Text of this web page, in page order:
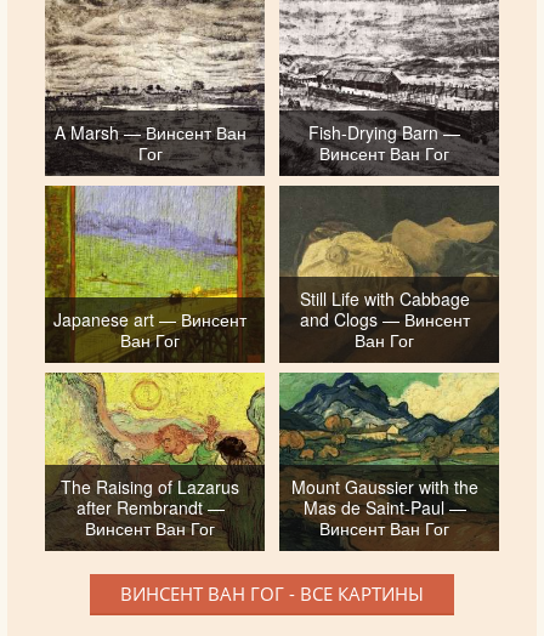
A Marsh — Винсент Ван
Гог
Fish-Drying Barn —
Винсент Ван Гог
Japanese art — Винсент
Ван Гог
Still Life with Cabbage
and Clogs — Винсент
Ван Гог
The Raising of Lazarus
after Rembrandt —
Винсент Ван Гог
Mount Gaussier with the
Mas de Saint-Paul —
Винсент Ван Гог
ВИНСЕНТ ВАН ГОГ - ВСЕ КАРТИНЫ